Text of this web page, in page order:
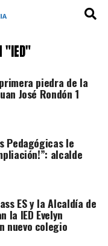
piedra de la
José Rondón 1
Pedagógicas le
alcalde
ES y la Alcaldía de
la IED Evelyn
nuevo colegio